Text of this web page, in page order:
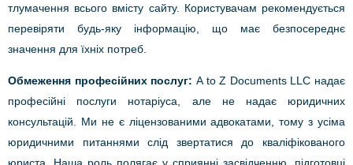
тлумачення всього вмісту сайту. Користувачам рекомендується
перевіряти будь-яку інформацію, що має безпосереднє
значення для їхніх потреб.
Обмеження професійних послуг: A to Z Documents LLC надає
професійні послуги нотаріуса, але не надає юридичних
консультацій. Ми не є ліцензованими адвокатами, тому з усіма
юридичними питаннями слід звертатися до кваліфікованого